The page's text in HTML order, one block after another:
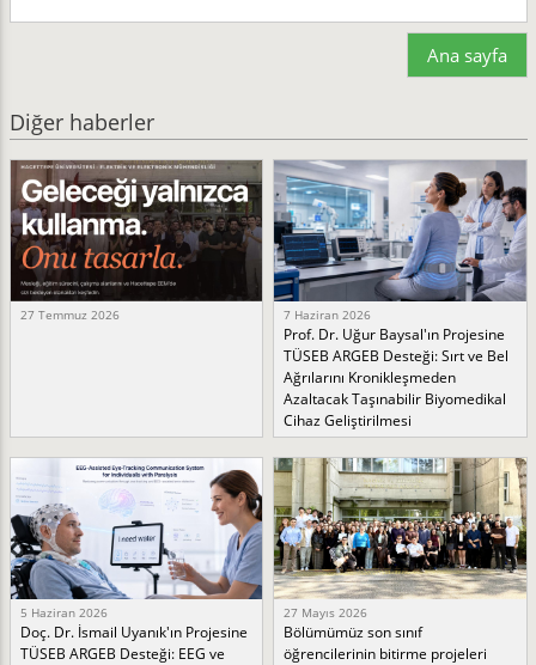
Ana sayfa
Diğer haberler
27 Temmuz 2026 7 Haziran 2026
Prof. Dr. Uğur Baysal'ın Projesine
TÜSEB ARGEB Desteği: Sırt ve Bel
Ağrılarını Kronikleşmeden
Azaltacak Taşınabilir Biyomedikal
Cihaz Geliştirilmesi
5 Haziran 2026
Doç. Dr. İsmail Uyanık'ın Projesine
TÜSEB ARGEB Desteği: EEG ve
27 Mayıs 2026
Bölümümüz son sınıf
öğrencilerinin bitirme projeleri